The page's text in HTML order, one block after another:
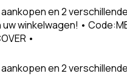
en 2
winkelwagen! •
•
en 2